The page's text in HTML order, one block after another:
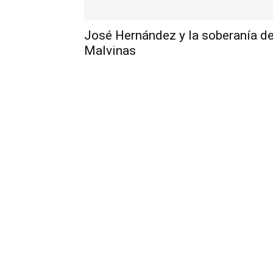
José Hernández y la soberanía
Malvinas